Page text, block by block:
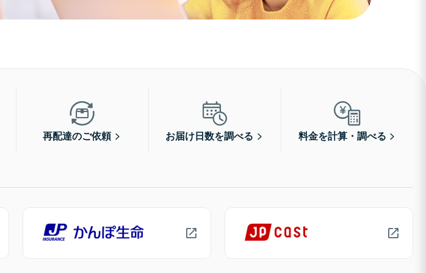
再配達のご依頼 お届け日数を調べる 料金を計算・調べる